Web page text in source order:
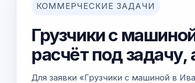
КОММЕРЧЕСКИЕ ЗАДАЧИ
Грузчики с
расчёт под
Для заявки «Грузчики с машиной в